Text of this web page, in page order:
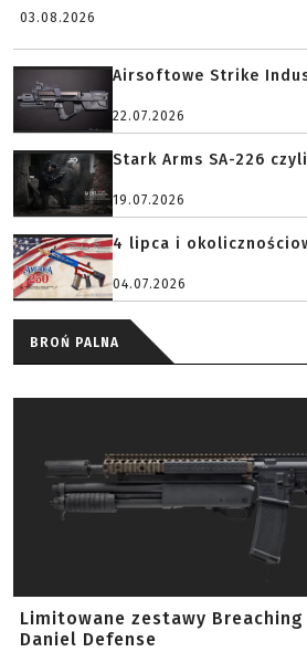
03.08.2026
Airsoftowe Strike
22.07.2026
Stark Arms SA-226
19.07.2026
4 lipca i
04.07.2026
BROŃ PALNA
Limitowane zestawy Breaching
Daniel Defense